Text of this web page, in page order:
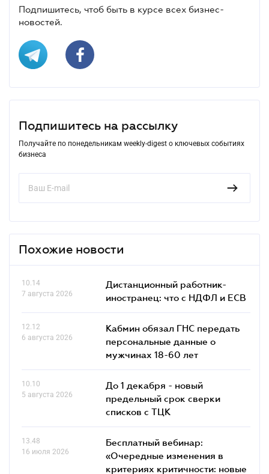
Подпишитесь, чтоб быть в курсе всех бизнес-
новостей.
Подпишитесь на рассылку
Получайте по понедельникам weekly-digest о ключевых событиях
бизнеса
Похожие новости
10.14
7 августа 2026
Дистанционный работник-
иностранец: что с НДФЛ и ЕСВ
12.12
6 августа 2026
Кабмин обязал ГНС передать
персональные данные о
мужчинах 18-60 лет
10.10
5 августа 2026
До 1 декабря - новый
предельный срок сверки
списков c ТЦК
13.48
16 июля 2026
Бесплатный вебинар:
«Очередные изменения в
критериях критичности: новые